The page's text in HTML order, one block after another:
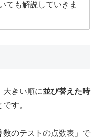
ても解説していきま
大きい順に並び替えた時
す。
数のテストの点数表」で